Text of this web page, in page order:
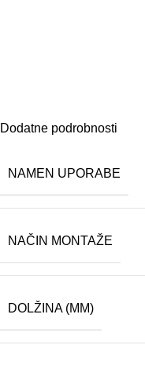
Dodatne podrobnosti
NAMEN UPORABE
NAČIN MONTAŽE
DOLŽINA (MM)